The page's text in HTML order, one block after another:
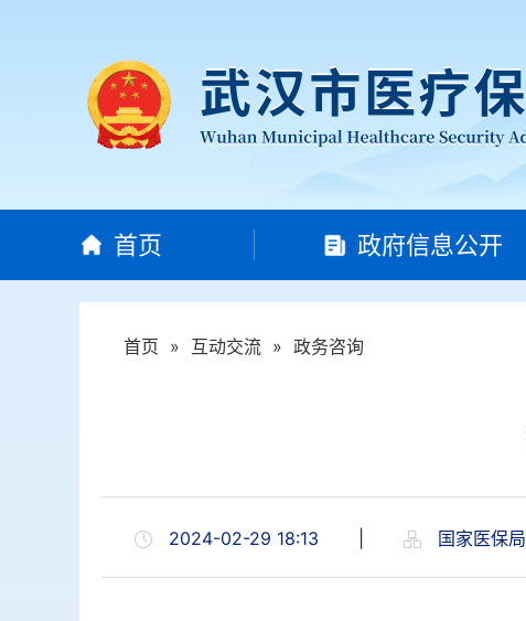
首页 政府信息公开
首页 » 互动交流 » 政务咨询
2024-02-29 18:13 国家医保局